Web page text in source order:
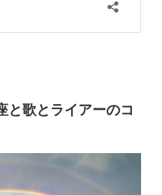
と歌とライアーのコ